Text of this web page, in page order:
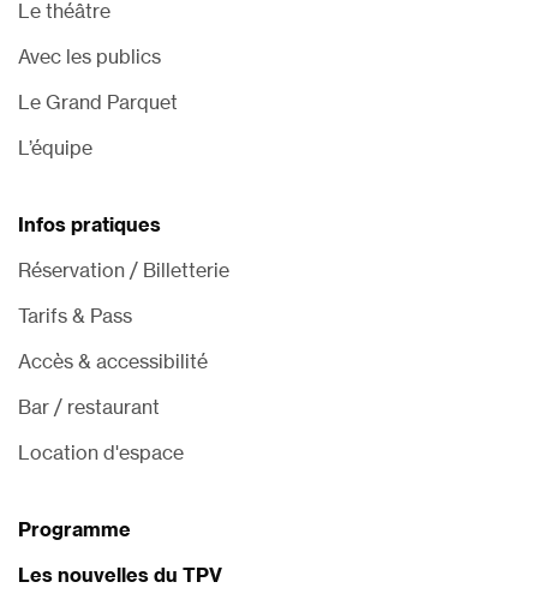
Le théâtre
Avec les publics
Le Grand Parquet
L’équipe
Infos pratiques
Réservation / Billetterie
Tarifs & Pass
Accès & accessibilité
Bar / restaurant
Location d'espace
Programme
Les nouvelles du TPV